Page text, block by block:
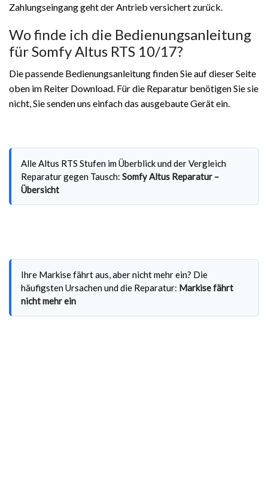
Zahlungseingang geht der Antrieb versichert zurück.
Wo finde ich die Bedienungsanleitung
für Somfy Altus RTS 10/17?
Die passende Bedienungsanleitung finden Sie auf dieser Seite
oben im Reiter Download. Für die Reparatur benötigen Sie sie
nicht, Sie senden uns einfach das ausgebaute Gerät ein.
Alle Altus RTS Stufen im Überblick und der Vergleich
Reparatur gegen Tausch: Somfy Altus Reparatur –
Übersicht
Ihre Markise fährt aus, aber nicht mehr ein? Die
häufigsten Ursachen und die Reparatur: Markise fährt
nicht mehr ein